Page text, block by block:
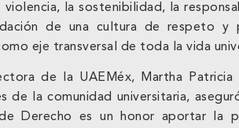
violencia, la sostenibilidad, la
de una cultura de respeto y
eje transversal de toda la vida
de la UAEMéx, Martha Patricia
de la comunidad universitaria,
Derecho es un honor aportar la